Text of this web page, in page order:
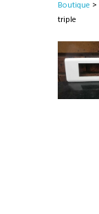
Boutique >
triple